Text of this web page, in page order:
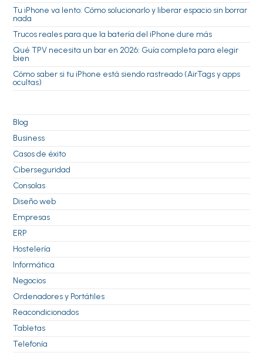
Tu iPhone va lento: Cómo solucionarlo y liberar espacio sin borrar
nada
Trucos reales para que la batería del iPhone dure más
Qué TPV necesita un bar en 2026: Guía completa para elegir
bien
Cómo saber si tu iPhone está siendo rastreado (AirTags y apps
ocultas)
Blog
Business
Casos de éxito
Ciberseguridad
Consolas
Diseño web
Empresas
ERP
Hostelería
Informática
Negocios
Ordenadores y Portátiles
Reacondicionados
Tabletas
Telefonía